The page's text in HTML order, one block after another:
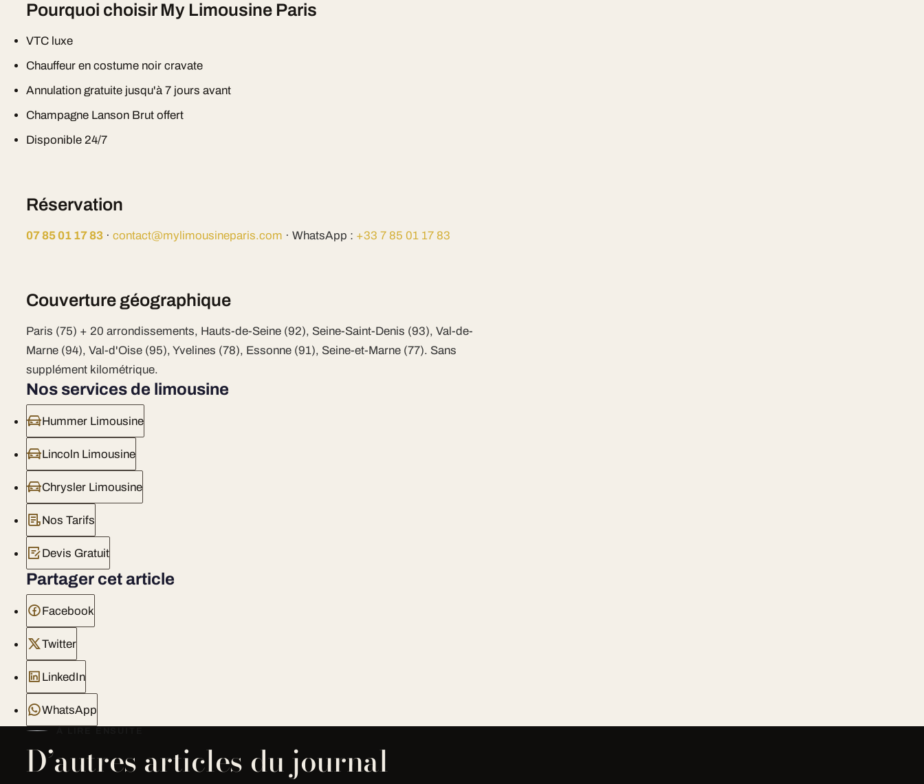
Pourquoi choisir My Limousine Paris
VTC luxe
Chauffeur en costume noir cravate
Annulation gratuite jusqu'à 7 jours avant
Champagne Lanson Brut offert
Disponible 24/7
Réservation
07 85 01 17 83 ·contact@mylimousineparis.com · WhatsApp : +33 7 85 01 17 83
Couverture géographique
Paris (75) + 20 arrondissements, Hauts-de-Seine (92), Seine-Saint-Denis (93), Val-de-
Marne (94), Val-d'Oise (95), Yvelines (78), Essonne (91), Seine-et-Marne (77). Sans
supplément kilométrique.
Nos services de limousine
Hummer Limousine
Lincoln Limousine
Chrysler Limousine
Nos Tarifs
Devis Gratuit
Partager cet article
Facebook
Twitter
LinkedIn
WhatsApp
D’autres articles du journal